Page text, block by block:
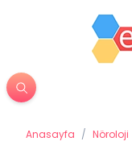
Anasayfa / Nöroloji